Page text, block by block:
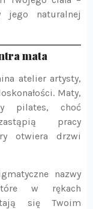
jego naturalnej
mata
atelier artysty,
Maty,
pilates, choć
pracy
otwiera drzwi
nazwy
w rękach
się Twoim